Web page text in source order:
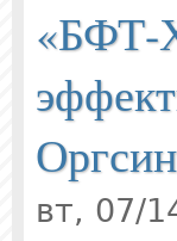
«БФТ-
вт, 07/